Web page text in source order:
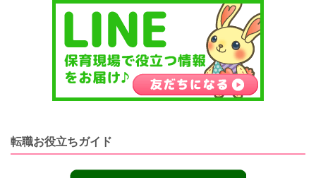
転職お役立ちガイド